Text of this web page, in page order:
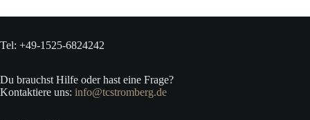
Tel: +49-1525-6824242
Du brauchst Hilfe oder hast eine Frage?
Kontaktiere uns: info@tcstromberg.de